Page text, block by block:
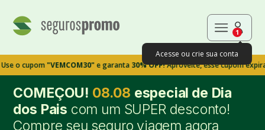
1
Acesse ou crie sua conta
"VEMCOM30"e garanta30% OFF!Aproveite, esse cupom expira em
COMEÇOU! 08.08 especial de Dia
dos Pais com um SUPER desconto!
Compre seu seguro viagem agora